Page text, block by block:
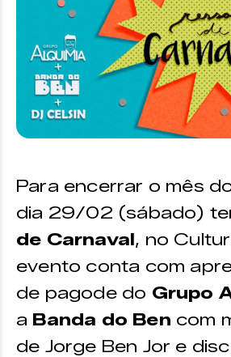
Para encerrar o mês
dia 29/02 (sábado)
de Carnaval, no
evento conta com
de pagode do Grupo
a Banda do Ben com
de Jorge Ben Jor e